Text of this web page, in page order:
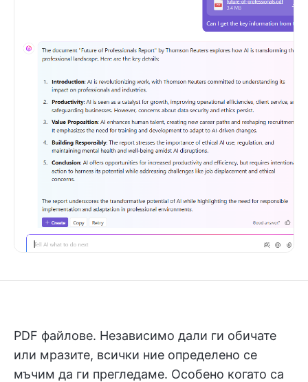
PDF файлове. Независимо дали ги обичате
или мразите, всички ние определено се
мъчим да ги прегледаме. Особено когато са